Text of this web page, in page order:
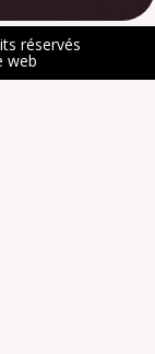
réservés
web